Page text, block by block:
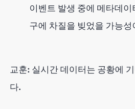
이벤트 발생 중에 메타데
구에 차질을 빚었을 가능성
교훈: 실시간 데이터는 공황에
다.